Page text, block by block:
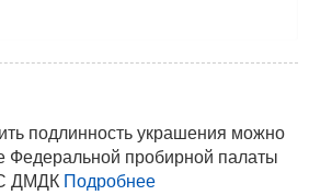
подлинность украшения можно
Федеральной пробирной палаты
ДМДК Подробнее